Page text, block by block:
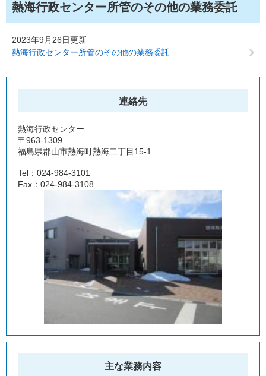
熱海行政センター所管のその他の業務委託
2023年9月26日更新
熱海行政センター所管のその他の業務委託
連絡先
熱海行政センター
〒963-1309
福島県郡山市熱海町熱海二丁目15-1
Tel：024-984-3101
Fax：024-984-3108
主な業務内容